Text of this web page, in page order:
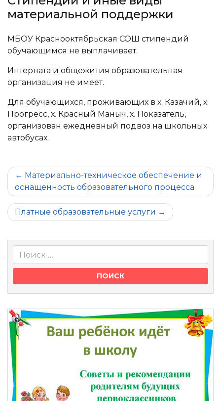
материальной поддержки
МБОУ Краснооктябрьская СОШ стипендий
обучающимся не выплачивает.
Интерната и общежития образовательная
организация не имеет.
Для обучающихся, проживающих в х. Казачий, х.
Прогресс, х. Красный Маныч, х. Показатель,
организован ежедневный подвоз на школьных
автобусах.
Навигация
по
записям
Материально-техническое обеспечение и
оснащенность образовательного процесса
Платные образовательные услуги